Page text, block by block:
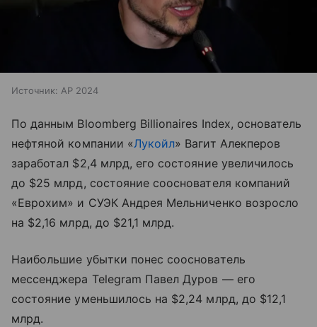
Источник: AP 2024
По данным Bloomberg Billionaires Index, основатель
нефтяной компании «Лукойл» Вагит Алекперов
заработал $2,4 млрд, его состояние увеличилось
до $25 млрд, состояние сооснователя компаний
«Еврохим» и СУЭК Андрея Мельниченко возросло
на $2,16 млрд, до $21,1 млрд.
Наибольшие убытки понес сооснователь
мессенджера Telegram Павел Дуров — его
состояние уменьшилось на $2,24 млрд, до $12,1
млрд.